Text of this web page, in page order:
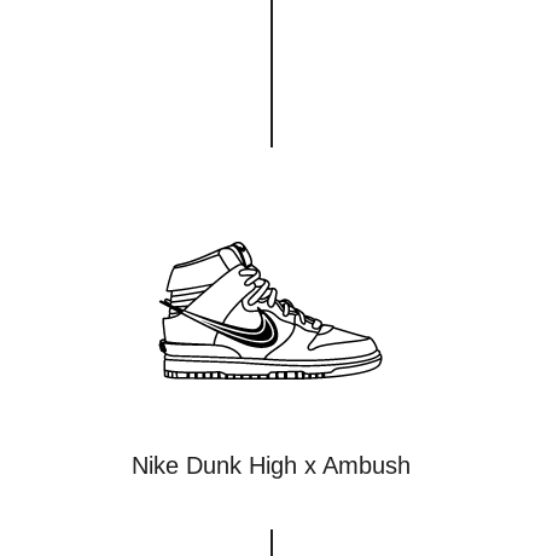
Nike Dunk High x Ambush